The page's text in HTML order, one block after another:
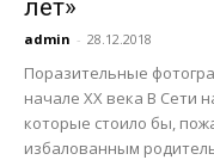
лет»
admin - 28.12.2018
Поразительные
начале ХХ века В Сети
которые стоило бы,
избалованным